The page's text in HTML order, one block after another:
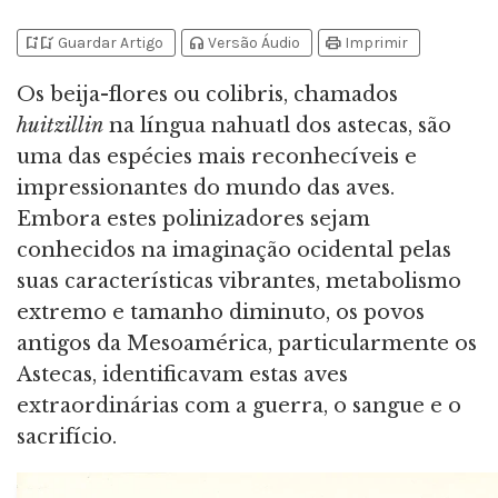
bookmark_addbookmark_added Guardar Artigo headphones Versão Áudio print Imprimir
Os beija-flores ou colibris, chamados
huitzillin na língua nahuatl dos astecas, são
uma das espécies mais reconhecíveis e
impressionantes do mundo das aves.
Embora estes polinizadores sejam
conhecidos na imaginação ocidental pelas
suas características vibrantes, metabolismo
extremo e tamanho diminuto, os povos
antigos da Mesoamérica, particularmente os
Astecas, identificavam estas aves
extraordinárias com a guerra, o sangue e o
sacrifício.